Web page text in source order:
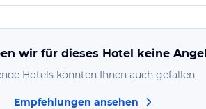
wir für dieses Hotel keine
Hotels könnten Ihnen auch gefallen
Empfehlungen ansehen